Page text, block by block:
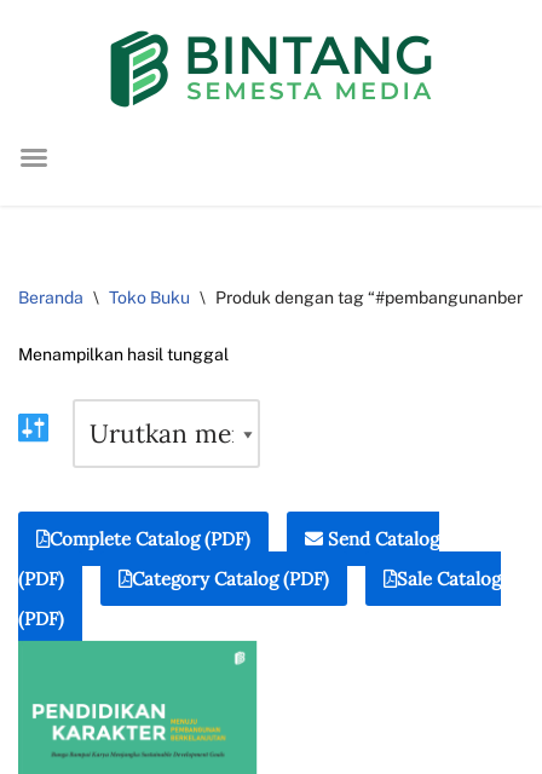
konten
Beranda \ Toko Buku \ Produk dengan tag
Menampilkan hasil tunggal
Complete Catalog (PDF)
Send Catalog
(PDF)
Category Catalog (PDF)
Sale Catalog
(PDF)